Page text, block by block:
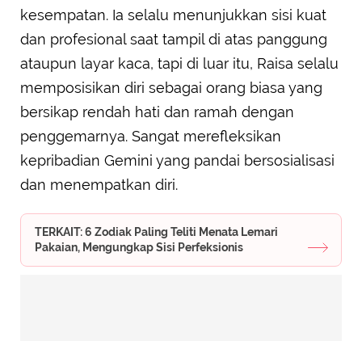
kesempatan. Ia selalu menunjukkan sisi kuat
dan profesional saat tampil di atas panggung
ataupun layar kaca, tapi di luar itu, Raisa selalu
memposisikan diri sebagai orang biasa yang
bersikap rendah hati dan ramah dengan
penggemarnya. Sangat merefleksikan
kepribadian Gemini yang pandai bersosialisasi
dan menempatkan diri.
TERKAIT: 6 Zodiak Paling Teliti Menata Lemari
Pakaian, Mengungkap Sisi Perfeksionis